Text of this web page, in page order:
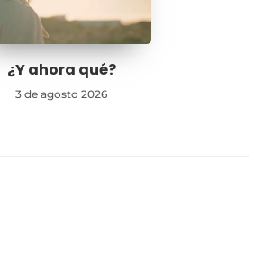
¿Y ahora qué?
3 de agosto 2026